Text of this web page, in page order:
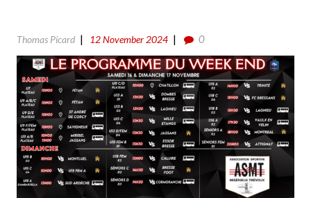
Thomas Picard 12 November 2024 0